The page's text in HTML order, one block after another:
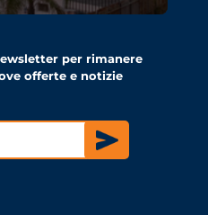
per rimanere
offerte e notizie